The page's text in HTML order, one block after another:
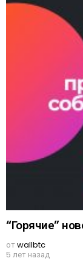
“Горячие”
отwallbtc
5 лет назад